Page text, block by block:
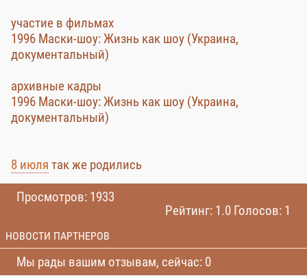
участие в фильмах
1996 Маски-шоу: Жизнь как шоу (Украина,
документальный)
архивные кадры
1996 Маски-шоу: Жизнь как шоу (Украина,
документальный)
8 июля так же родились
Просмотров: 1933
Рейтинг: 1.0 Голосов: 1
НОВОСТИ ПАРТНЕРОВ
Мы рады вашим отзывам, сейчас: 0